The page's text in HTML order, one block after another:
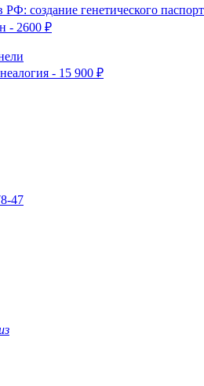
создание генетического
- 2600 ₽
- 15 900 ₽
47